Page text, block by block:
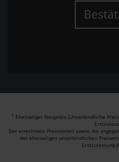
1 Ehemaliger Neupreis (Unverbindliche
Der errechnete Preisvorteil sowie die
der ehemaligen unverbindlichen
Erstzulassung